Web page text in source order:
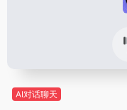
AI对话聊天